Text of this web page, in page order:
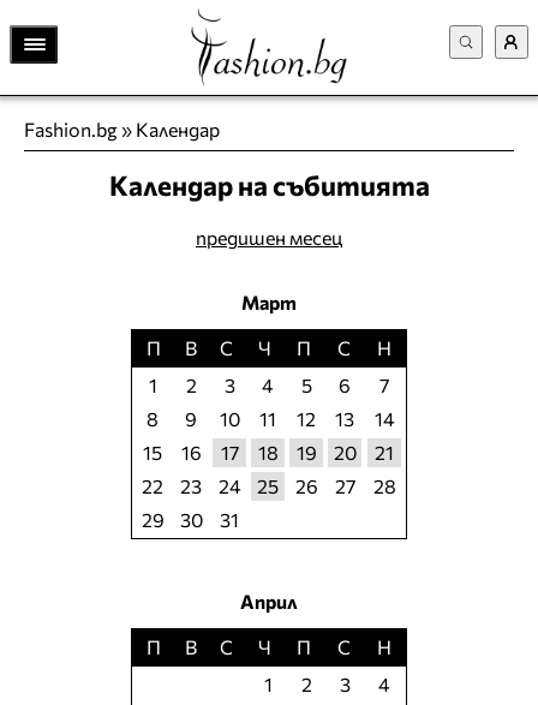
Fashion.bg» Календар
Календар на събитията
предишен месец
Март
П
В С Ч П С
Н
1
2 3 4 5 6
7
8
9 10 11 12 13
14
15
16 17 18 19 20
21
22
23 24 25 26 27
28
29
30 31
Април
П
В С Ч П С
Н
1
2 3
4